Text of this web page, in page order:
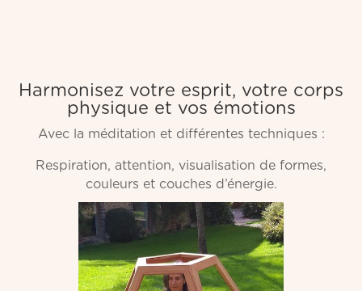
Harmonisez votre esprit, votre corps
physique et vos émotions
Avec la méditation et différentes techniques :
Respiration, attention, visualisation de formes,
couleurs et couches d’énergie.